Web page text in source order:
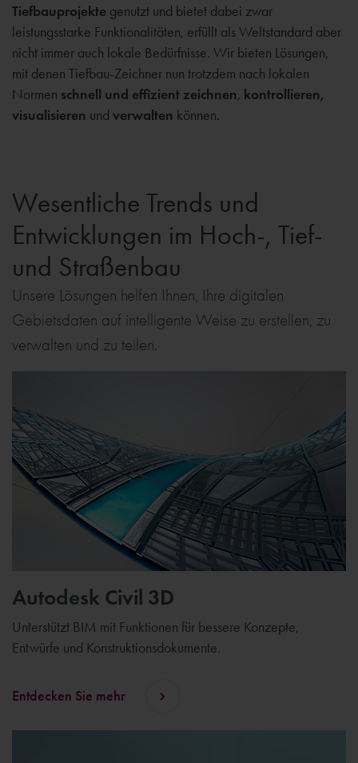
Tiefbauprojekte genutzt und bietet dabei zwar
leistungsstarke Funktionalitäten, erfüllt als Weltstandard aber
nicht immer auch lokale Bedürfnisse. Wir bieten Lösungen,
mit denen Tiefbau-Zeichner nun trotzdem nach lokalen
Normen schnell und effizient zeichnen, kontrollieren,
visualisieren und verwalten können.
Wesentliche Trends und
Entwicklungen im Hoch-, Tief-
und Straßenbau
Unsere Lösungen helfen Ihnen, Ihre digitalen
Gebietsdaten auf intelligente Weise zu erstellen, zu
verwalten und zu teilen.
Autodesk Civil 3D
Unterstützt BIM mit Funktionen für bessere Konzepte,
Entwürfe und Konstruktionsdokumente.
Entdecken Sie mehr